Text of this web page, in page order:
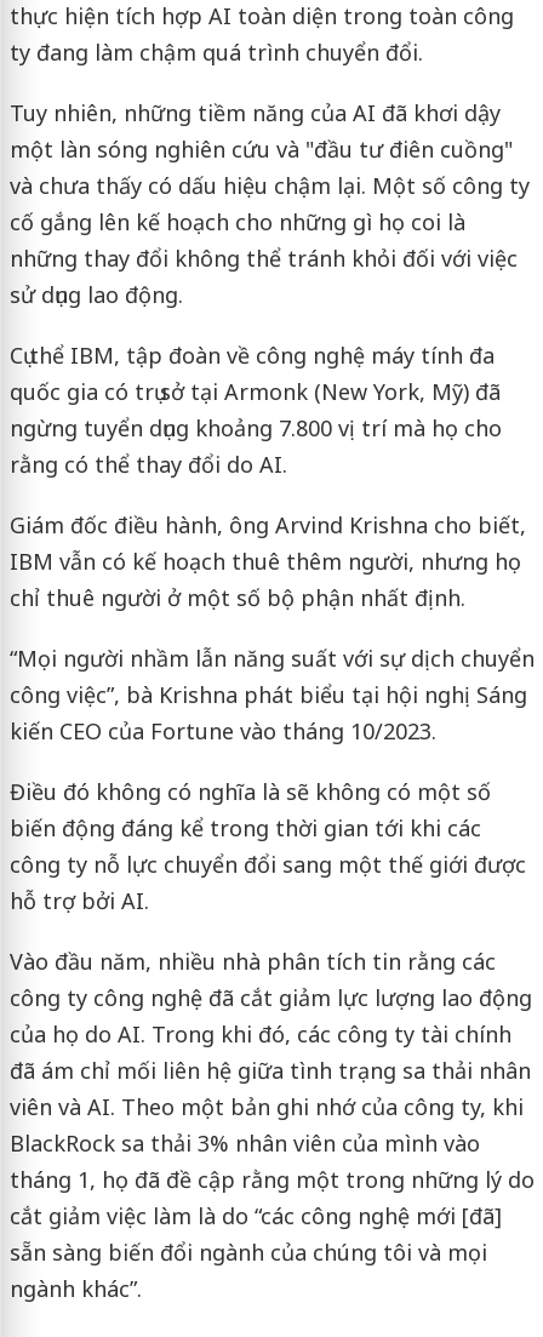
thực hiện tích hợp AI toàn diện trong toàn công
ty đang làm chậm quá trình chuyển đổi.
Tuy nhiên, những tiềm năng của AI đã khơi dậy
một làn sóng nghiên cứu và "đầu tư điên cuồng"
và chưa thấy có dấu hiệu chậm lại. Một số công ty
cố gắng lên kế hoạch cho những gì họ coi là
những thay đổi không thể tránh khỏi đối với việc
sử dụng lao động.
Cụ thể IBM, tập đoàn về công nghệ máy tính đa
quốc gia có trụ sở tại Armonk (New York, Mỹ) đã
ngừng tuyển dụng khoảng 7.800 vị trí mà họ cho
rằng có thể thay đổi do AI.
Giám đốc điều hành, ông Arvind Krishna cho biết,
IBM vẫn có kế hoạch thuê thêm người, nhưng họ
chỉ thuê người ở một số bộ phận nhất định.
“Mọi người nhầm lẫn năng suất với sự dịch chuyển
công việc”, bà Krishna phát biểu tại hội nghị Sáng
kiến ​​CEO của Fortune vào tháng 10/2023.
Điều đó không có nghĩa là sẽ không có một số
biến động đáng kể trong thời gian tới khi các
công ty nỗ lực chuyển đổi sang một thế giới được
hỗ trợ bởi AI.
Vào đầu năm, nhiều nhà phân tích tin rằng các
công ty công nghệ đã cắt giảm lực lượng lao động
của họ do AI. Trong khi đó, các công ty tài chính
đã ám chỉ mối liên hệ giữa tình trạng sa thải nhân
viên và AI. Theo một bản ghi nhớ của công ty, khi
BlackRock sa thải 3% nhân viên của mình vào
tháng 1, họ đã đề cập rằng một trong những lý do
cắt giảm việc làm là do “các công nghệ mới [đã]
sẵn sàng biến đổi ngành của chúng tôi và mọi
ngành khác”.